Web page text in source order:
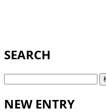
SEARCH
検
NEW ENTRY